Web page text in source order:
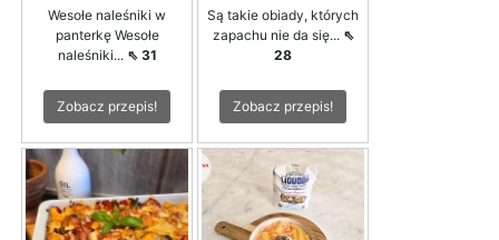
Wesołe naleśniki w
panterkę Wesołe
naleśniki... ⇖ 31
Zobacz przepis!
Są takie obiady, których
zapachu nie da się... ⇖
28
Zobacz przepis!